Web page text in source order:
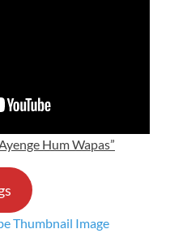
Hum Wapas”
Thumbnail Image